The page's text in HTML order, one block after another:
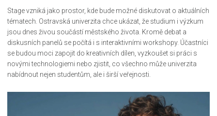
Stage vzniká jako prostor, kde bude možné diskutovat o aktuálních
tématech. Ostravská univerzita chce ukázat, že studium i výzkum
jsou dnes živou součástí městského života. Kromě debat a
diskusních panelů se počítá i s interaktivními workshopy. Účastníci
se budou moci zapojit do kreativních dílen, vyzkoušet si práci s
novými technologiemi nebo zjistit, co všechno může univerzita
nabídnout nejen studentům, ale i širší veřejnosti.